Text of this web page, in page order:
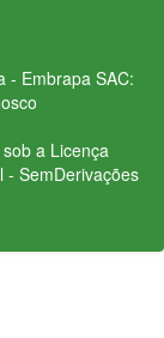
- Embrapa SAC:
a Licença
SemDerivações